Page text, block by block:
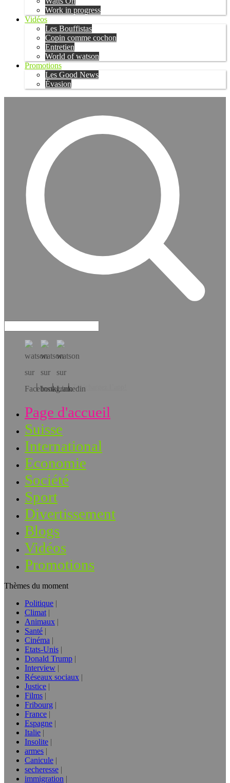
Work in progress
Vidéos
Les Bouffistas
Copin comme cochon
Entretien
World of watson
Promotions
Les Good News
Évasion
Téléchargez l’app!
Page d'accueil
Suisse
International
Economie
Société
Sport
Divertissement
Blogs
Vidéos
Promotions
Thèmes du moment
Politique
Climat
Animaux
Santé
Cinéma
Etats-Unis
Donald Trump
Interview
Réseaux sociaux
Justice
Films
Fribourg
France
Espagne
Italie
Insolite
armes
Canicule
secheresse
immigration